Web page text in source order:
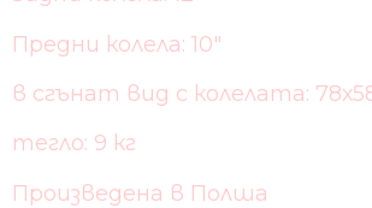
Предни колела: 10″
в сгънат вид с колелата:
тегло: 9 кг
Произведена в Полша